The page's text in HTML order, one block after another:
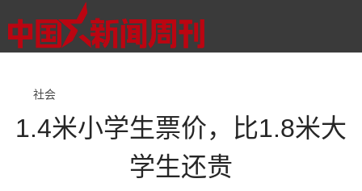
社会
1.4米小学生票价，比1.8米大
学生还贵